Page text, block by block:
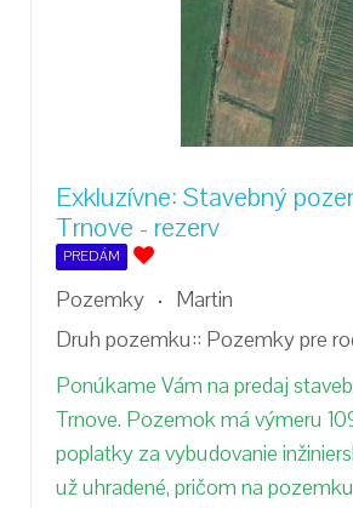
Exkluzívne: Stavebný
Trnove - rezerv
PREDÁM
Pozemky
Martin
Druh pozemku:: Pozemky pre
Ponúkame Vám na predaj
Trnove. Pozemok má výmeru
poplatky za vybudovanie
už uhradené, pričom na